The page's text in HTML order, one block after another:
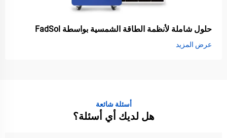
حلول شاملة لأنظمة الطاقة الشمسية بواسطة FadSol
عرض المزيد
أسئلة شائعة
هل لديك أي أسئلة؟